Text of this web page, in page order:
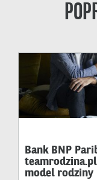
Bank BNP
model rodziny